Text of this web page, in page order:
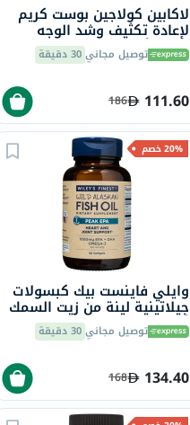
لاكابين كولاجين بوست كريم
لإعادة تكثيف وشد الوجه
لجميع أنواع البشرة 50 مل
توصيل مجاني30 دقيقة
111.60
186
20% خصم
وايلي فاينست بيك كبسولات
جيلاتينية لينة من زيت السمك
أوميغا 3 بتركيز 1000 ملجم
من حمض إيكوسابنتينويك
توصيل مجاني30 دقيقة
134.40
168